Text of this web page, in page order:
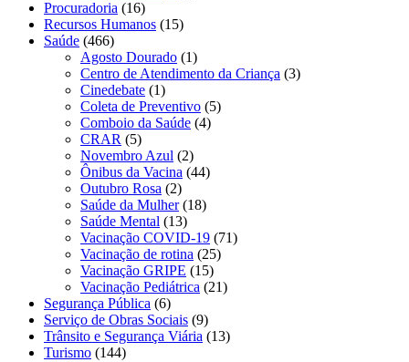
Procuradoria (16)
Recursos Humanos (15)
Saúde (466)
Agosto Dourado (1)
Centro de Atendimento da Criança (3)
Cinedebate (1)
Coleta de Preventivo (5)
Comboio da Saúde (4)
CRAR (5)
Novembro Azul (2)
Ônibus da Vacina (44)
Outubro Rosa (2)
Saúde da Mulher(18)
Saúde Mental (13)
Vacinação COVID-19 (71)
Vacinação de rotina (25)
Vacinação GRIPE (15)
Vacinação Pediátrica (21)
Segurança Pública (6)
Serviço de Obras Sociais (9)
Trânsito e Segurança Viária (13)
Turismo (144)